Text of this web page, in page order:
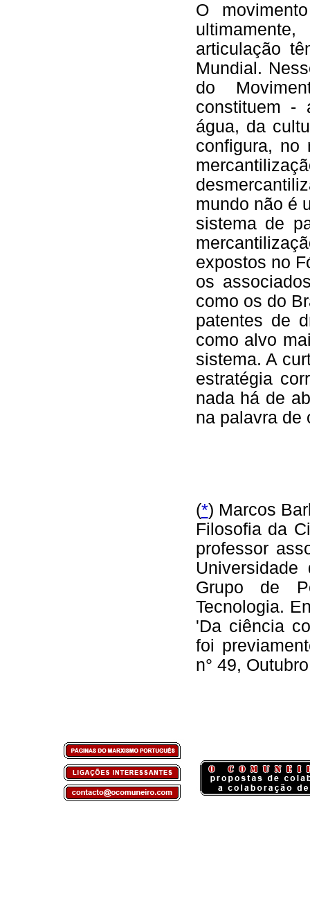
O
articulação
Mundial.
do
constituem -
água, da
configura, no
mundo não é
sistema de
expostos no
os
como os do
patentes de
como alvo
sistema. A
estratégia
nada há de
na palavra de
(*) Marcos
Filosofia da
professor
Grupo de
Tecnologia.
'Da ciência
foi
n° 49,